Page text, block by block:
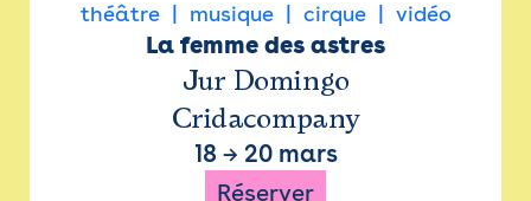
théâtre musique cirque vidéo
La femme des astres
Jur Domingo
Cridacompany
18 → 20 mars
Réserver